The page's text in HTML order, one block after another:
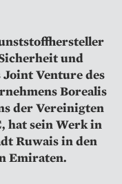
und
Venture des
Borealis
der Vereinigten
hat sein Werk in
Ruwais in den
Emiraten.